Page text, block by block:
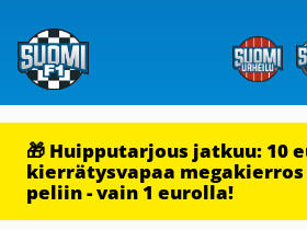
🎁 Huipputarjous jatkuu: 10
kierrätysvapaa megakierros
peliin - vain 1 eurolla!